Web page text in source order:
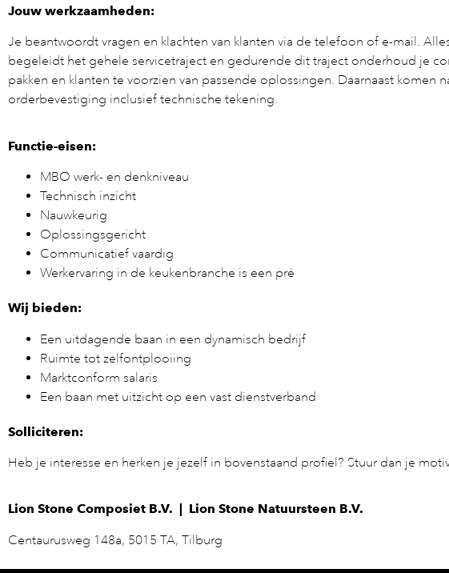
Jouw werkzaamheden:
Je beantwoordt vragen en klachten van klanten via de telefoon of e-mail.
begeleidt het gehele servicetraject en gedurende dit traject onderhoud je
pakken en klanten te voorzien van passende oplossingen. Daarnaast
orderbevestiging inclusief technische tekening.
Functie-eisen:
MBO werk- en denkniveau
Technisch inzicht
Nauwkeurig
Oplossingsgericht
Communicatief vaardig
Werkervaring in de keukenbranche is een pré
Wij bieden:
Een uitdagende baan in een dynamisch bedrijf
Ruimte tot zelfontplooiing
Marktconform salaris
Een baan met uitzicht op een vast dienstverband
Solliciteren:
Heb je interesse en herken je jezelf in bovenstaand profiel? Stuur dan je
Lion Stone Composiet B.V. | Lion Stone Natuursteen B.V.
Centaurusweg 148a, 5015 TA, Tilburg